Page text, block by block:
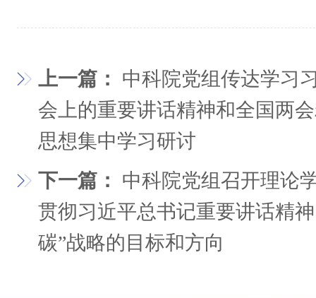
上一篇： 中科院党组传达学习
会上的重要讲话精神和全国两
思想集中学习研讨
下一篇： 中科院党组召开理论
贯彻习近平总书记重要讲话精
碳”战略的目标和方向